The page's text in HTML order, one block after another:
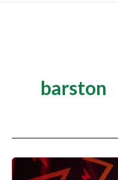
barston